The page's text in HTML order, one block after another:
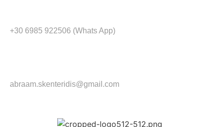
+30 6985 922506 (Whats App)
abraam.skenteridis@gmail.com